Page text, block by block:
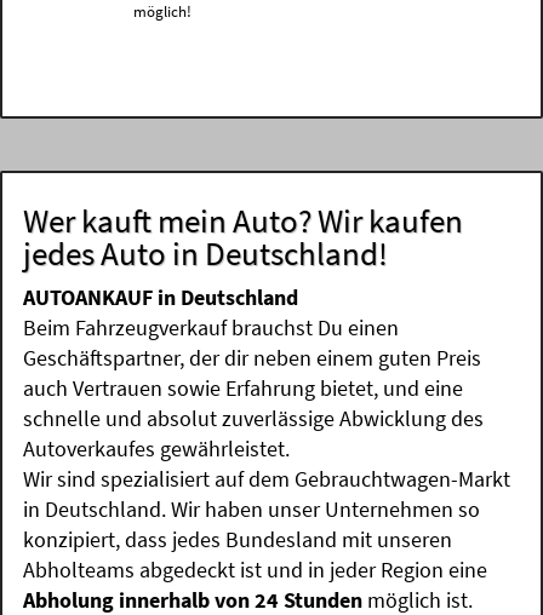
möglich!
Wer kauft mein Auto? Wir kaufen
jedes Auto in Deutschland!
AUTOANKAUF in Deutschland
Beim Fahrzeugverkauf brauchst Du einen
Geschäftspartner, der dir neben einem guten Preis
auch Vertrauen sowie Erfahrung bietet, und eine
schnelle und absolut zuverlässige Abwicklung des
Autoverkaufes gewährleistet.
Wir sind spezialisiert auf dem Gebrauchtwagen-Markt
in Deutschland. Wir haben unser Unternehmen so
konzipiert, dass jedes Bundesland mit unseren
Abholteams abgedeckt ist und in jeder Region eine
Abholung innerhalb von 24 Stunden möglich ist.